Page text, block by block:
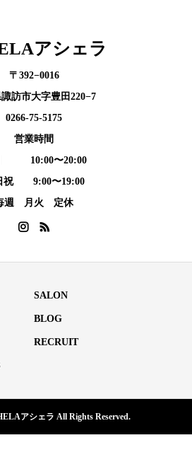
アシェラ
〒392−0016
訪市大字豊田220−7
0266-75-5175
営業時間
10:00〜20:00
祝 9:00〜19:00
週 月火 定休
SALON
BLOG
RECRUIT
アシェラ All Rights Reserved.